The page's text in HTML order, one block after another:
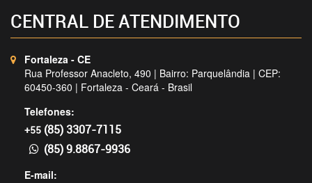
CENTRAL DE ATENDIMENTO
Fortaleza - CE
Rua Professor Anacleto, 490 | Bairro: Parquelândia | CEP:
60450-360 | Fortaleza - Ceará - Brasil
Telefones:
+55 (85) 3307-7115
(85) 9.8867-9936
E-mail: